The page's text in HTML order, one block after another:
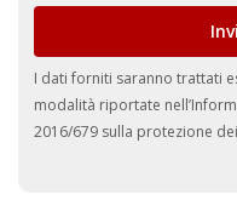
I dati forniti saranno trattati
modalità riportate nell’
2016/679 sulla protezione